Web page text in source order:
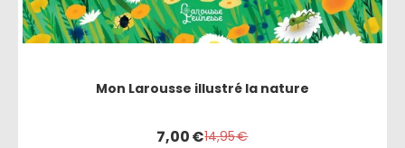
Mon Larousse illustré la nature
7,00€14,95€